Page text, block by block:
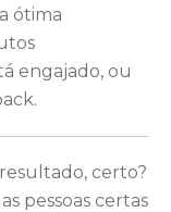
ótima
engajado, ou
certo?
pessoas certas